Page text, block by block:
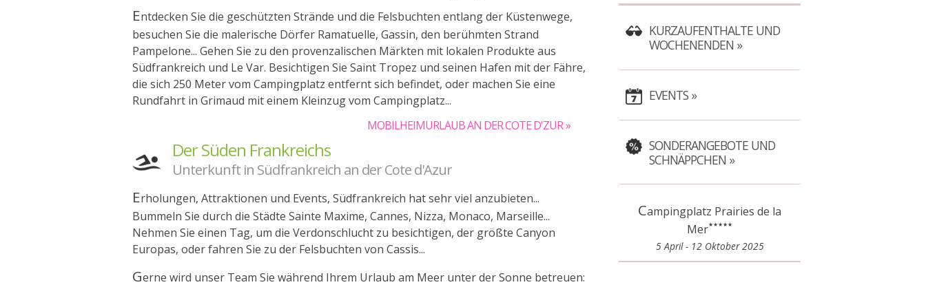
Entdecken Sie die geschützten Strände und die Felsbuchten entlang der Küstenwege,
besuchen Sie die malerische Dörfer Ramatuelle, Gassin, den berühmten Strand
Pampelone... Gehen Sie zu den provenzalischen Märkten mit lokalen Produkte aus
Südfrankreich und Le Var. Besichtigen Sie Saint Tropez und seinen Hafen mit der Fähre,
die sich 250 Meter vom Campingplatz entfernt sich befindet, oder machen Sie eine
Rundfahrt in Grimaud mit einem Kleinzug vom Campingplatz...
MOBILHEIMURLAUB AN DER COTE D'ZUR
Der Süden Frankreichs
Unterkunft in Südfrankreich an der Cote d'Azur
Erholungen, Attraktionen und Events, Südfrankreich hat sehr viel anzubieten...
Bummeln Sie durch die Städte Sainte Maxime, Cannes, Nizza, Monaco, Marseille...
Nehmen Sie einen Tag, um die Verdonschlucht zu besichtigen, der größte Canyon
Europas, oder fahren Sie zu der Felsbuchten von Cassis...
Gerne wird unser Team Sie während Ihrem Urlaub am Meer unter der Sonne betreuen:
KURZAUFENTHALTE UND
WOCHENENDEN
EVENTS
SONDERANGEBOTE UND
SCHNÄPPCHEN
Campingplatz Prairies de la
Mer
5 April - 12 Oktober 2025